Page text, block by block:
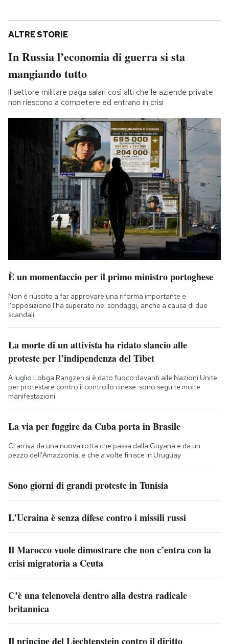
ALTRE STORIE
In Russia l’economia di guerra si sta
mangiando tutto
Il settore militare paga salari così alti che le aziende private
non riescono a competere ed entrano in crisi
È un momentaccio per il primo ministro portoghese
Non è riuscito a far approvare una riforma importante e
l'opposizione l'ha superato nei sondaggi, anche a causa di due
scandali
La morte di un attivista ha ridato slancio alle
proteste per l’indipendenza del Tibet
A luglio Lobga Rangzen si è dato fuoco davanti alle Nazioni Unite
per protestare contro il controllo cinese: sono seguite molte
manifestazioni
La via per fuggire da Cuba porta in Brasile
Ci arriva da una nuova rotta che passa dalla Guyana e da un
pezzo dell'Amazzonia, e che a volte finisce in Uruguay
Sono giorni di grandi proteste in Tunisia
L’Ucraina è senza difese contro i missili russi
Il Marocco vuole dimostrare che non c’entra con la
crisi migratoria a Ceuta
C’è una telenovela dentro alla destra radicale
britannica
Il principe del Liechtenstein contro il diritto